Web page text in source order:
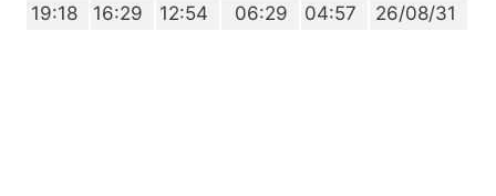
26/08/31
04:57
06:29
12:54
16:29
19:18